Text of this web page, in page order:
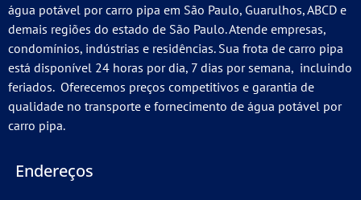
água potável por carro pipa em São Paulo, Guarulhos, ABCD e
demais regiões do estado de São Paulo. Atende empresas,
condomínios, indústrias e residências. Sua frota de carro pipa
está disponível 24 horas por dia, 7 dias por semana, incluindo
feriados. Oferecemos preços competitivos e garantia de
qualidade no transporte e fornecimento de água potável por
carro pipa.
Endereços